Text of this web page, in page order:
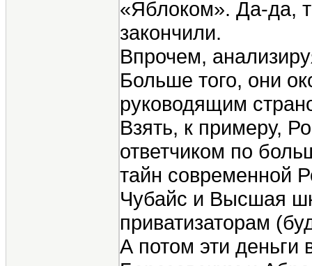
«Яблоком». Да-да,
закончили.
Впрочем,
Больше того, они
руководящим
Взять, к примеру,
ответчиком по
тайн современной
Чубайс и Высшая
приватизаторам
А потом эти деньги